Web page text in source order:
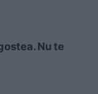
Nu te